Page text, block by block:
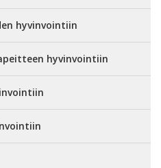
hyvinvointiin
hyvinvointiin